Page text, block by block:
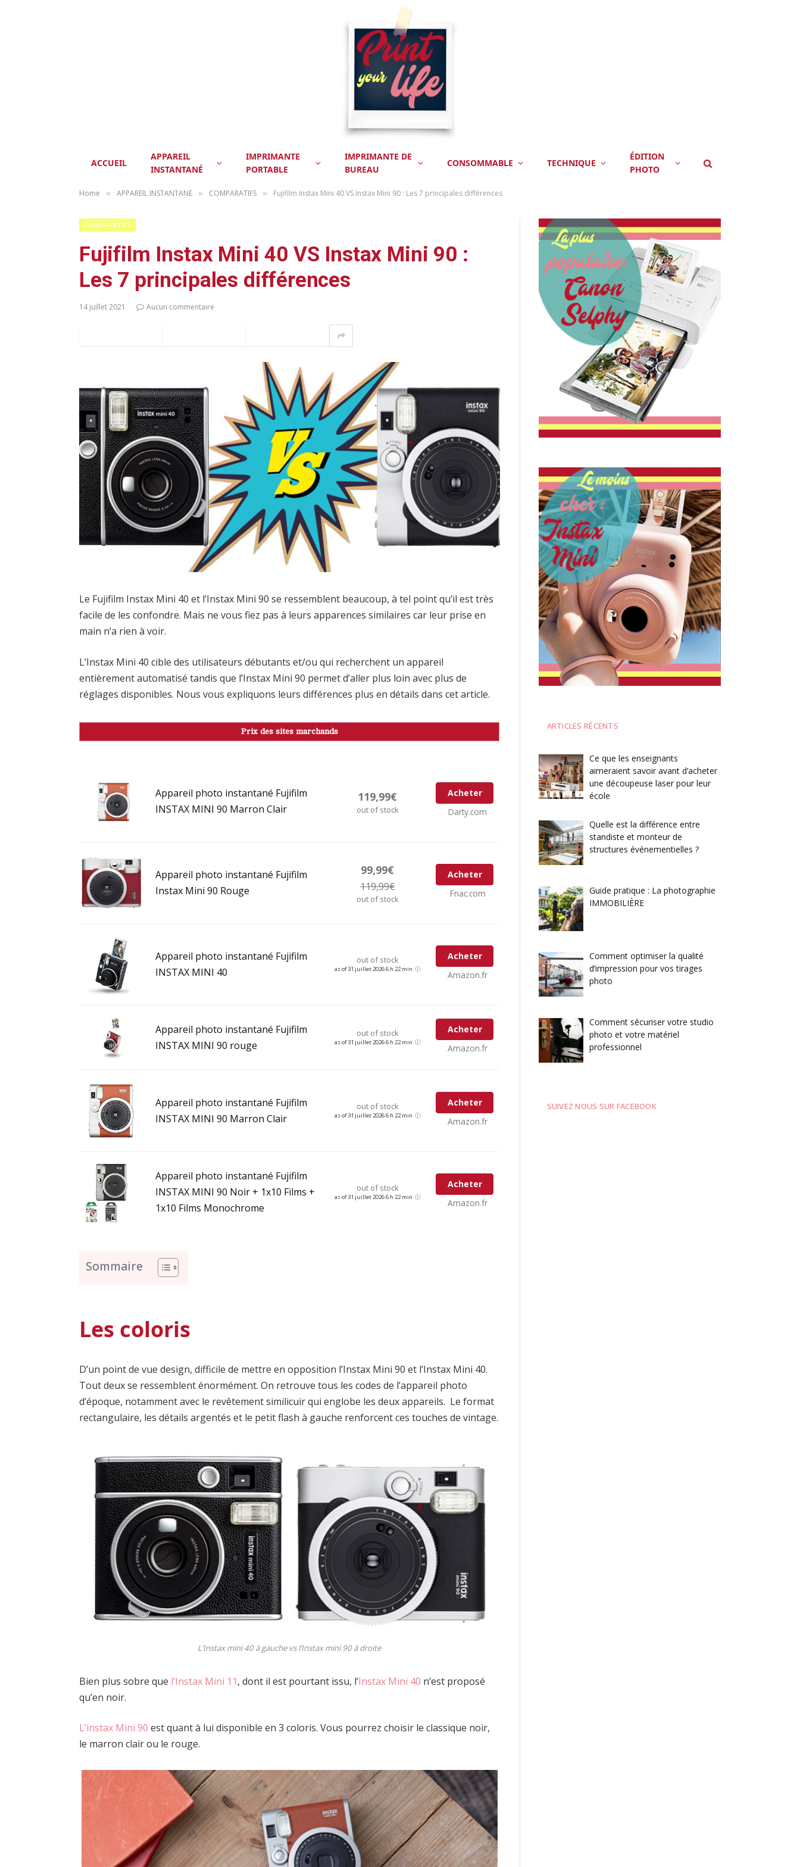
ACCUEIL
APPAREIL
INSTANTANÉ
IMPRIMANTE
PORTABLE
IMPRIMANTE DE
BUREAU
CONSOMMABLE TECHNIQUE
ÉDITION
PHOTO
Home » APPAREIL INSTANTANÉ » COMPARATIFS » Fujifilm Instax Mini 40 VS Instax Mini 90 : Les 7 principales différences
COMPARATIFS
Fujifilm Instax Mini 40 VS Instax Mini 90 :
Les 7 principales différences
14 juillet 2021 Aucun commentaire
Le Fujifilm Instax Mini 40 et l’Instax Mini 90 se ressemblent beaucoup, à tel point qu’il est très
facile de les confondre. Mais ne vous fiez pas à leurs apparences similaires car leur prise en
main n’a rien à voir.
L’Instax Mini 40 cible des utilisateurs débutants et/ou qui recherchent un appareil
entièrement automatisé tandis que l’Instax Mini 90 permet d’aller plus loin avec plus de
réglages disponibles. Nous vous expliquons leurs différences plus en détails dans cet article.
Prix des sites marchands
Appareil photo instantané Fujifilm
INSTAX MINI 90 Marron Clair
119,99€
out of stock
Acheter
Darty.com
Appareil photo instantané Fujifilm
Instax Mini 90 Rouge
99,99€
119,99€
out of stock
Acheter
Fnac.com
Appareil photo instantané Fujifilm
INSTAX MINI 40
out of stock
as of 31 juillet 2026 6 h 22 min
Acheter
Amazon.fr
Appareil photo instantané Fujifilm
INSTAX MINI 90 rouge
out of stock
as of 31 juillet 2026 6 h 22 min
Acheter
Amazon.fr
Appareil photo instantané Fujifilm
INSTAX MINI 90 Marron Clair
out of stock
as of 31 juillet 2026 6 h 22 min
Acheter
Amazon.fr
Appareil photo instantané Fujifilm
INSTAX MINI 90 Noir + 1x10 Films +
1x10 Films Monochrome
out of stock
as of 31 juillet 2026 6 h 22 min
Acheter
Amazon.fr
Sommaire
Les coloris
D’un point de vue design, difficile de mettre en opposition l’Instax Mini 90 et l’Instax Mini 40.
Tout deux se ressemblent énormément. On retrouve tous les codes de l’appareil photo
d’époque, notamment avec le revêtement similicuir qui englobe les deux appareils. Le format
rectangulaire, les détails argentés et le petit flash à gauche renforcent ces touches de vintage.
L’Instax mini 40 à gauche vs l’Instax mini 90 à droite
Bien plus sobre que l’Instax Mini 11, dont il est pourtant issu, l’Instax Mini 40 n’est proposé
qu’en noir.
L’instax Mini 90 est quant à lui disponible en 3 coloris. Vous pourrez choisir le classique noir,
le marron clair ou le rouge.
ARTICLES RÉCENTS
Ce que les enseignants
aimeraient savoir avant d’acheter
une découpeuse laser pour leur
école
Quelle est la différence entre
standiste et monteur de
structures événementielles ?
Guide pratique : La photographie
IMMOBILIÈRE
Comment optimiser la qualité
d’impression pour vos tirages
photo
Comment sécuriser votre studio
photo et votre matériel
professionnel
SUIVEZ NOUS SUR FACEBOOK